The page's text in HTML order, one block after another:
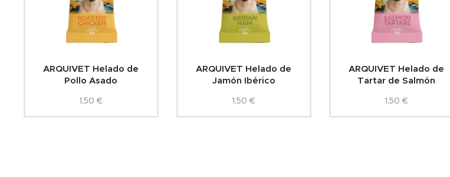
ARQUIVET Helado de
Pollo Asado
1,50 €
ARQUIVET Helado de
Jamón Ibérico
1,50 €
ARQUIVET Helado de
Tartar de Salmón
1,50 €